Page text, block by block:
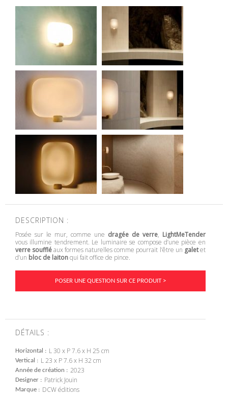
DESCRIPTION :
Posée sur le mur, comme une dragée de verre, LightMeTender
vous illumine tendrement. Le luminaire se compose d’une pièce en
verre souffléaux formes naturelles comme pourrait l’être un galetet
d’un bloc de laitonqui fait office de pince.
POSER UNE QUESTION SUR CE PRODUIT >
DÉTAILS :
Horizontal L 30 x P 7.6 x H 25 cm
Vertical L 23 x P 7.6 x H 32 cm
Année de création 2023
Designer Patrick Jouin
Marque DCW éditions